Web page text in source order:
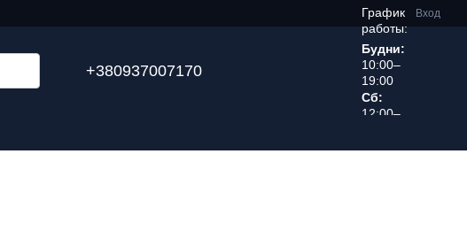
Вход
+380937007170
График
работы:
Будни:
10:00–
19:00
Сб:
12:00–